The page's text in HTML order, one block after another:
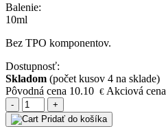
Balenie:
10ml
Bez TPO komponentov.
Dostupnosť:
Skladom (počet kusov 4 na sklade)
Pôvodná cena 10.10 € Akciová cena
-
+
Pridať do košíka